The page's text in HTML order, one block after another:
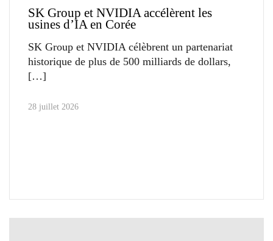
SK Group et NVIDIA accélèrent les
usines d’IA en Corée
SK Group et NVIDIA célèbrent un partenariat
historique de plus de 500 milliards de dollars,
28 juillet 2026